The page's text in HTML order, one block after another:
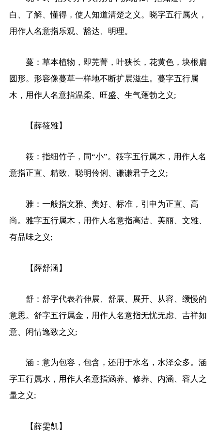
白、了解、懂得，使人知道清楚之义。晓字五行属火，
用作人名意指乐观、豁达、明理。
蔓：草本植物，即芜菁，叶狭长，花黄色，块根扁
圆形。形容像蔓草一样地不断扩展滋生。蔓字五行属
木，用作人名意指温柔、旺盛、生气蓬勃之义;
【薛筱雅】
筱：指细竹子，同“小”。筱字五行属木，用作人名
意指正直、精致、聪明伶俐、谦谦君子之义;
雅：一般指文雅、美好、标准，引申为正直、高
尚。雅字五行属木，用作人名意指高洁、美丽、文雅、
有品味之义;
【薛舒涵】
舒：舒字代表着伸展、舒展、展开、从容、缓慢的
意思。舒字五行属金，用作人名意指无忧无虑、吉祥如
意、闲情逸致之义;
涵：意为包容，包含，还用于水名，水泽众多。涵
字五行属水，用作人名意指涵养、修养、内涵、容人之
量之义;
【薛雯凯】